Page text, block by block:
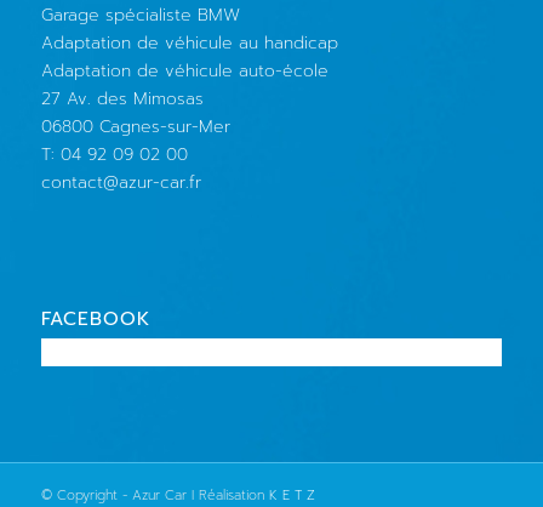
Garage spécialiste BMW
Adaptation de véhicule au handicap
Adaptation de véhicule auto-école
27 Av. des Mimosas
06800 Cagnes-sur-Mer
T: 04 92 09 02 00
contact@azur-car.fr
FACEBOOK
© Copyright - Azur Car I Réalisation K E T Z